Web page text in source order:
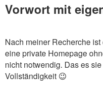
Vorwort mit
Nach meiner Recherche
eine private Homepage
nicht notwendig. Das es
Vollständigkeit 😉